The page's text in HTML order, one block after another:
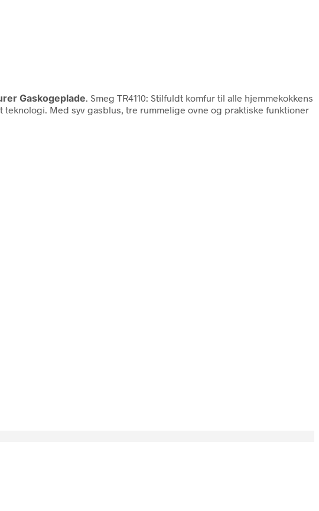
Gaskogeplade . Smeg TR4110: Stilfuldt komfur til alle hjemmekokkens
teknologi. Med syv gasblus, tre rummelige ovne og praktiske funktioner